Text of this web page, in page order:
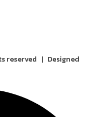
reserved | Designed